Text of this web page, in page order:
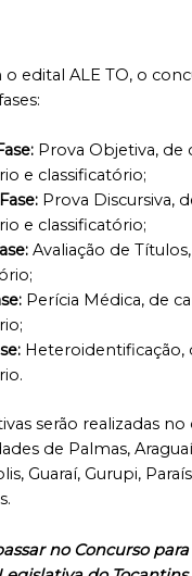
edital ALE TO, o
Prova Objetiva, de
e classificatório;
Prova Discursiva,
e classificatório;
Avaliação de
Perícia Médica, de
Heteroidentificação,
serão realizadas no
de Palmas,
Guaraí, Gurupi,
no Concurso